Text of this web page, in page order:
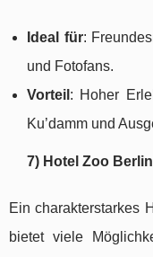
Ideal für:
und Fotofans.
Vorteil : Hoher
Ku’damm und
7) Hotel Zoo
Ein charakterstarkes
bietet viele